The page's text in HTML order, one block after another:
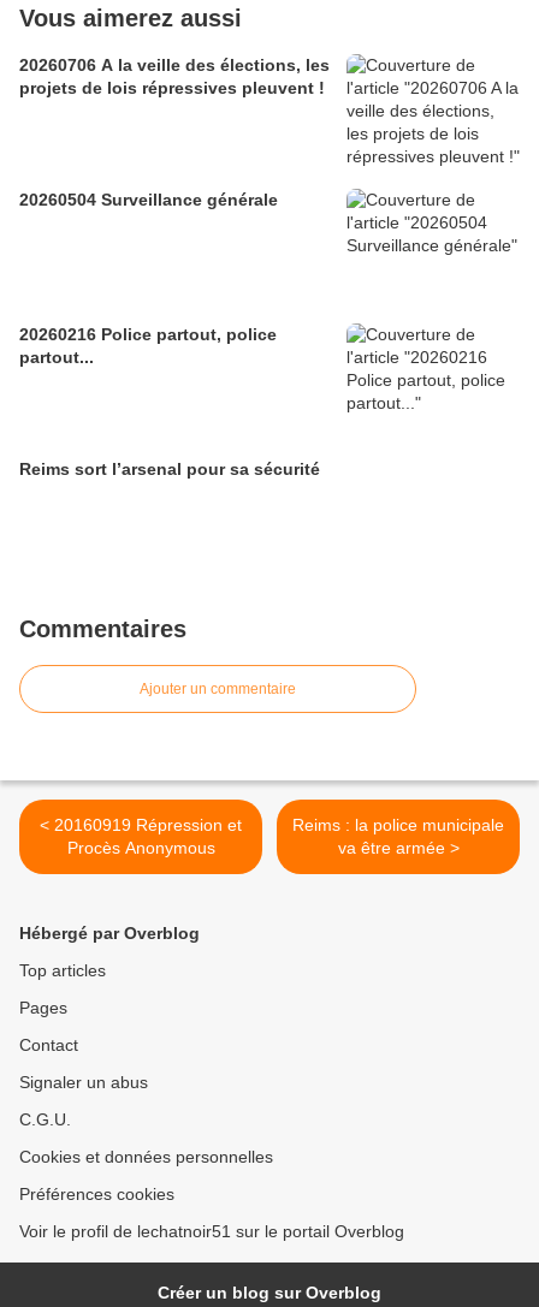
Vous aimerez aussi
20260706 A la veille des élections, les
projets de lois répressives pleuvent !
20260504 Surveillance générale
20260216 Police partout, police
partout...
Reims sort l’arsenal pour sa sécurité
Commentaires
Ajouter un commentaire
< 20160919 Répression et
Procès Anonymous
Reims : la police municipale
va être armée >
Hébergé par Overblog
Top articles
Pages
Contact
Signaler un abus
C.G.U.
Cookies et données personnelles
Préférences cookies
Voir le profil de lechatnoir51 sur le portail Overblog
Créer un blog sur Overblog